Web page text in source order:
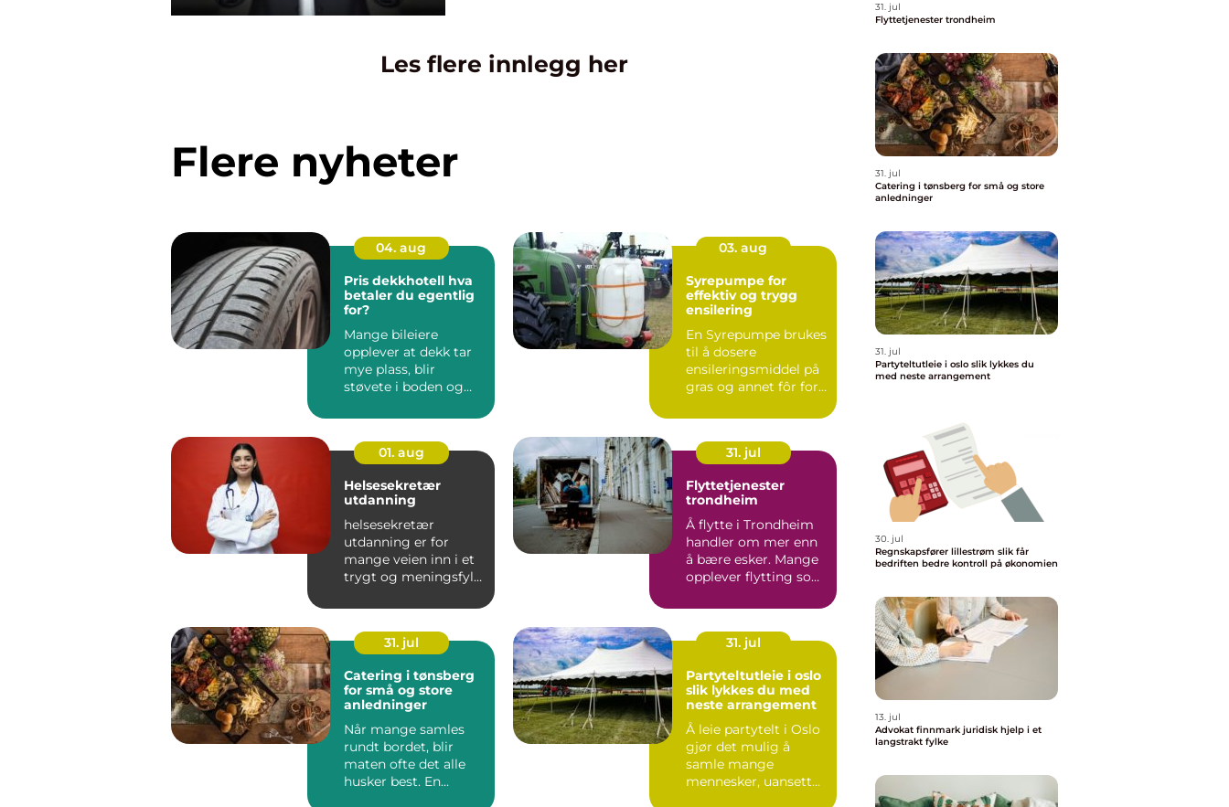
Les flere innlegg her
Flere nyheter
04. aug
Pris dekkhotell hva
betaler du egentlig
for?
Mange bileiere
opplever at dekk tar
mye plass, blir
støvete i boden og
ganger i...
03. aug
Syrepumpe for
effektiv og trygg
ensilering
En Syrepumpe brukes
til å dosere
ensileringsmiddel på
gras og annet fôr for
konservering...
01. aug
Helsesekretær
utdanning
helsesekretær
utdanning er for
mange veien inn i et
trygt og meningsfylt
helsevesenet. Ut...
31. jul
Flyttetjenester
trondheim
Å flytte i Trondheim
handler om mer enn
å bære esker. Mange
opplever flytting som
31. jul
Catering i tønsberg
for små og store
anledninger
Når mange samles
rundt bordet, blir
maten ofte det alle
husker best. En
31. jul
Partyteltutleie i oslo
slik lykkes du med
neste arrangement
Å leie partytelt i Oslo
gjør det mulig å
samle mange
mennesker, uansett
31. jul
Flyttetjenester trondheim
31. jul
Catering i tønsberg for små og store
anledninger
31. jul
Partyteltutleie i oslo slik lykkes du
med neste arrangement
30. jul
Regnskapsfører lillestrøm slik får
bedriften bedre kontroll på økonomien
13. jul
Advokat finnmark juridisk hjelp i et
langstrakt fylke